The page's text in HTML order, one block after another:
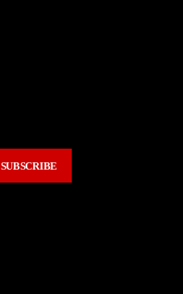
SUBSCRIBE